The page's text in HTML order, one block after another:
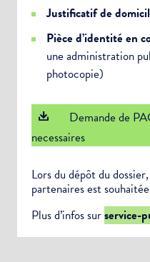
Justificatif de
Pièce d’identité en
une administration
photocopie)
Demande de
necessaires
Lors du dépôt du
partenaires est
Plus d’infos surservice-